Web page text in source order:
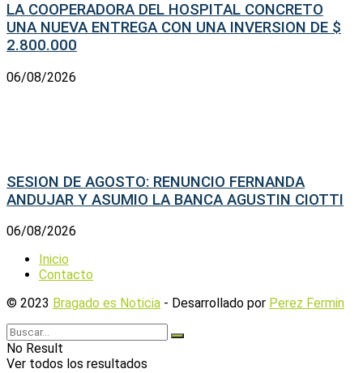
LA COOPERADORA DEL HOSPITAL CONCRETO
UNA NUEVA ENTREGA CON UNA INVERSION DE $
2.800.000
06/08/2026
SESION DE AGOSTO: RENUNCIO FERNANDA
ANDUJAR Y ASUMIO LA BANCA AGUSTIN CIOTTI
06/08/2026
Inicio
Contacto
© 2023 Bragado es Noticia - Desarrollado por Perez Fermin
No Result
Ver todos los resultados